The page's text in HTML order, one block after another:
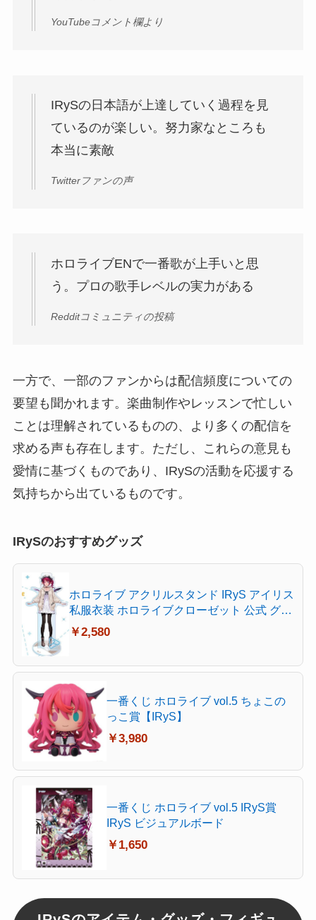
YouTubeコメント欄より
IRySの日本語が上達していく過程を見
ているのが楽しい。努力家なところも
本当に素敵
Twitterファンの声
ホロライブENで一番歌が上手いと思
う。プロの歌手レベルの実力がある
Redditコミュニティの投稿
一方で、一部のファンからは配信頻度についての
要望も聞かれます。楽曲制作やレッスンで忙しい
ことは理解されているものの、より多くの配信を
求める声も存在します。ただし、これらの意見も
愛情に基づくものであり、IRySの活動を応援する
気持ちから出ているものです。
IRySのおすすめグッズ
ホロライブ アクリルスタンド IRyS アイリス
私服衣装 ホロライブクローゼット 公式 グッ
ズ
￥2,580
一番くじ ホロライブ vol.5 ちょこの
っこ賞【IRyS】
￥3,980
一番くじ ホロライブ vol.5 IRyS賞
IRyS ビジュアルボード
￥1,650